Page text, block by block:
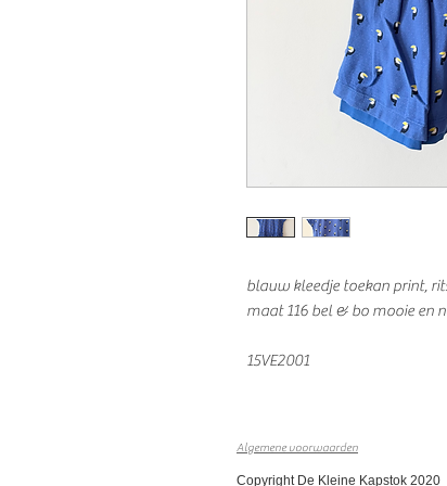
blauw kleedje toekan print,
maat 116 bel & bo mooie en
15VE2001
Algemene voorwaarden
Copyright De Kleine Kapstok 2020